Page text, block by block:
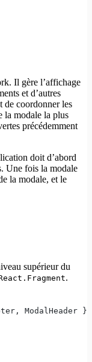
Il gère l’affichage
et d’autres
de coordonner les
la modale la plus
précédemment
doit d’abord
Une fois la modale
la modale, et le
supérieur du
.
ModalHeader }